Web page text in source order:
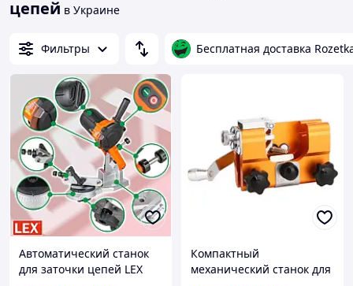
цепей в Украине
Фильтры Бесплатная доставка
Автоматический станок
для заточки цепей LEX
Компактный
механический станок для